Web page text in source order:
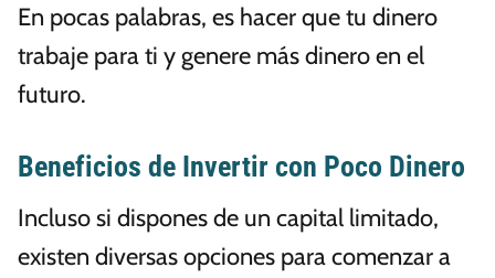
En pocas palabras, es hacer que tu dinero
trabaje para ti y genere más dinero en el
futuro.
Beneficios de Invertir con Poco Dinero
Incluso si dispones de un capital limitado,
existen diversas opciones para comenzar a